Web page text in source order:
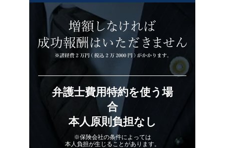
弁護士費用特約を使う場
合
本人原則負担なし
※保険会社の条件によっては
本人負担が生じることがあります。